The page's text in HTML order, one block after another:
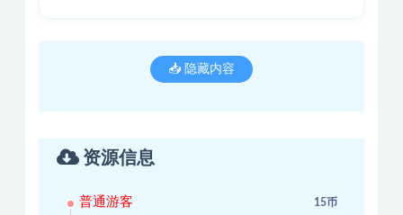
📥 隐藏内容
资源信息
普通游客 15币